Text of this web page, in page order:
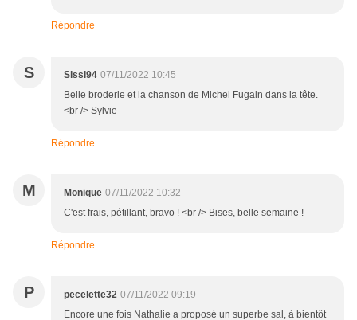
Répondre
S Sissi94 07/11/2022 10:45
Belle broderie et la chanson de Michel Fugain dans la tête.
<br /> Sylvie
Répondre
M Monique 07/11/2022 10:32
C'est frais, pétillant, bravo ! <br /> Bises, belle semaine !
Répondre
P pecelette32 07/11/2022 09:19
Encore une fois Nathalie a proposé un superbe sal, à bientôt